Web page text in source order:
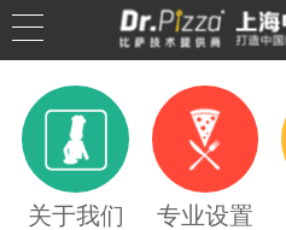
公司简介
公司荣誉
关于我们 专业设置